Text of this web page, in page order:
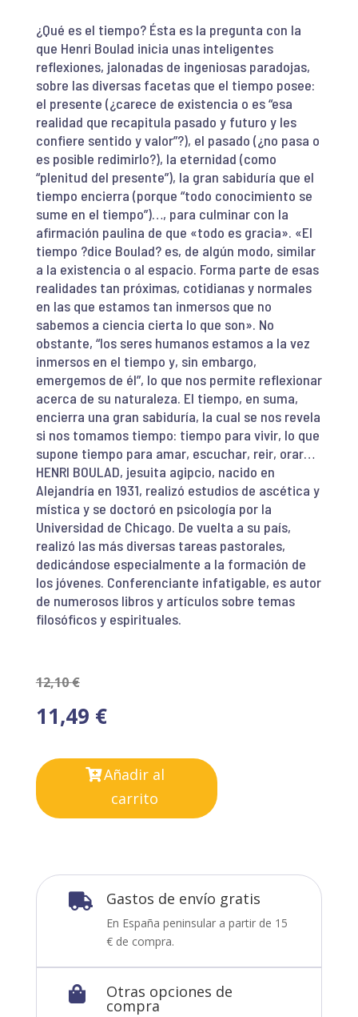
¿Qué es el tiempo? Ésta es la pregunta con la
que Henri Boulad inicia unas inteligentes
reflexiones, jalonadas de ingeniosas paradojas,
sobre las diversas facetas que el tiempo posee:
el presente (¿carece de existencia o es “esa
realidad que recapitula pasado y futuro y les
confiere sentido y valor”?), el pasado (¿no pasa o
es posible redimirlo?), la eternidad (como
“plenitud del presente”), la gran sabiduría que el
tiempo encierra (porque “todo conocimiento se
sume en el tiempo”)…, para culminar con la
afirmación paulina de que «todo es gracia». «El
tiempo ?dice Boulad? es, de algún modo, similar
a la existencia o al espacio. Forma parte de esas
realidades tan próximas, cotidianas y normales
en las que estamos tan inmersos que no
sabemos a ciencia cierta lo que son». No
obstante, “los seres humanos estamos a la vez
inmersos en el tiempo y, sin embargo,
emergemos de él”, lo que nos permite reflexionar
acerca de su naturaleza. El tiempo, en suma,
encierra una gran sabiduría, la cual se nos revela
si nos tomamos tiempo: tiempo para vivir, lo que
supone tiempo para amar, escuchar, reir, orar…
HENRI BOULAD, jesuita agipcio, nacido en
Alejandría en 1931, realizó estudios de ascética y
mística y se doctoró en psicología por la
Universidad de Chicago. De vuelta a su país,
realizó las más diversas tareas pastorales,
dedicándose especialmente a la formación de
los jóvenes. Conferenciante infatigable, es autor
de numerosos libros y artículos sobre temas
filosóficos y espirituales.
12,10€
11,49 €
Añadir al
carrito
 Gastos de envío gratis
En España peninsular a partir de 15
€ de compra.
 Otras opciones de
compra